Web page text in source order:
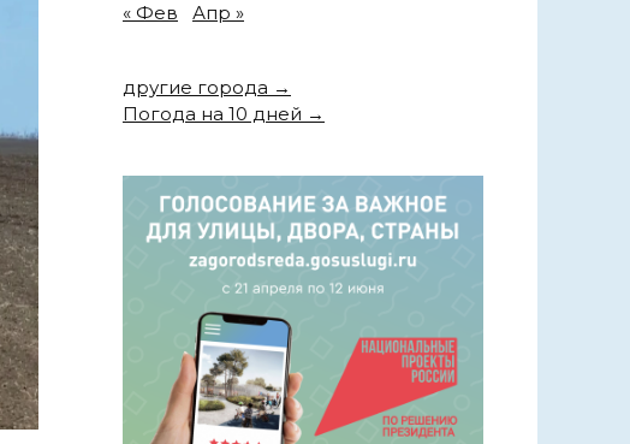
« Фев Апр »
другие города →
Погода на 10 дней →